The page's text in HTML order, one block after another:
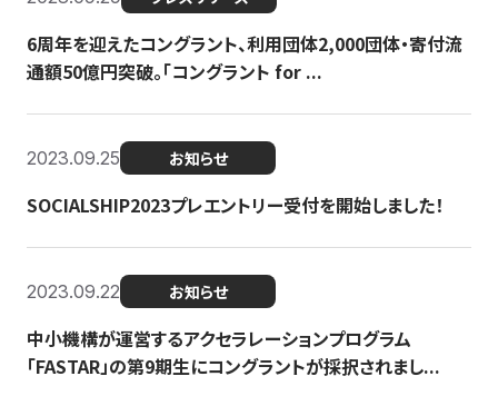
6周年を迎えたコングラント、利用団体2,000団体・寄付流
通額50億円突破。「コングラント for ...
2023.09.25 お知らせ
SOCIALSHIP2023プレエントリー受付を開始しました！
2023.09.22 お知らせ
中小機構が運営するアクセラレーションプログラム
「FASTAR」の第9期生にコングラントが採択されまし...